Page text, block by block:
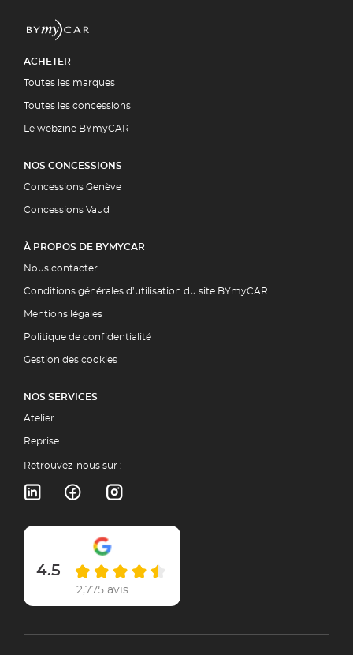
ACHETER
Toutes les marques
Toutes les concessions
Le webzine BYmyCAR
NOS CONCESSIONS
Concessions Genève
Concessions Vaud
À PROPOS DE BYMYCAR
Nous contacter
Conditions générales d’utilisation du site BYmyCAR
Mentions légales
Politique de confidentialité
Gestion des cookies
NOS SERVICES
Atelier
Reprise
Retrouvez-nous sur :
4.5
2,775 avis